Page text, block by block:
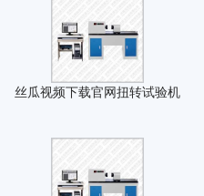
丝瓜视频下载官网扭转试验机